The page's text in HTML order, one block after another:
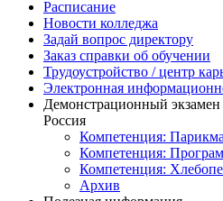
Расписание
Новости колледжа
Задай вопрос директору
Заказ справки об обучении
Трудоустройство / центр
Электронная
Демонстрационный
Россия
Компетенция:
Компетенция:
Компетенция:
Архив